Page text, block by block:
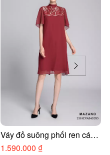
Váy đỏ suông phối ren cách
điệu
1.590.000 ₫